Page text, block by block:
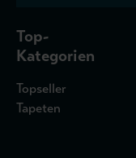
Top-
Kategorien
Topseller
Tapeten